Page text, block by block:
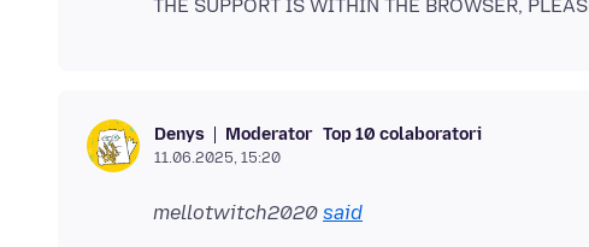
Denys Moderator Top 10 colaboratori
11.06.2025, 15:20
mellotwitch2020 said